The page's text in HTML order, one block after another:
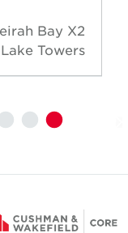
Bay X2
Lake Towers